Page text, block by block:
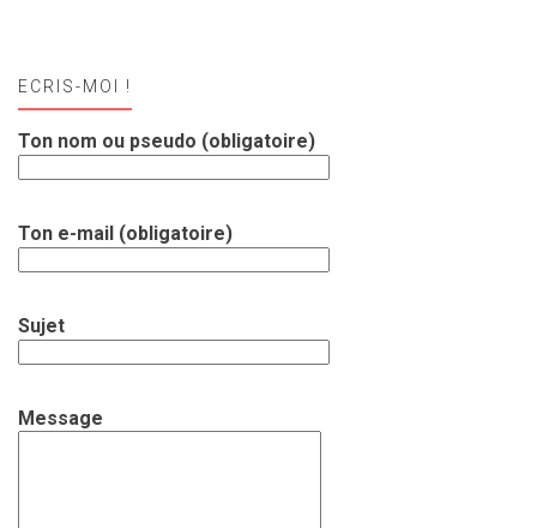
ECRIS-MOI !
Ton nom ou pseudo (obligatoire)
Ton e-mail (obligatoire)
Sujet
Message